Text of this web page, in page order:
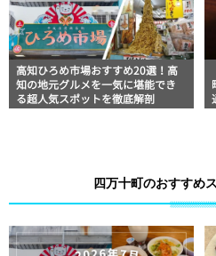
高知ひろめ市場おすすめ20選！高
知の地元グルメを一気に堪能でき
る超人気スポットを徹底解剖
四万十町のおすすめ